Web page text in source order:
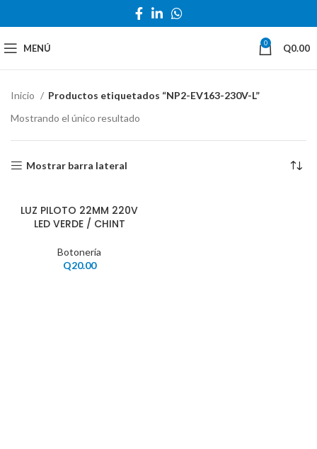
MENÚ 0 Q0.00
Inicio
Productos etiquetados “NP2-EV163-230V-L”
Mostrando el único resultado
Mostrar barra lateral
LUZ PILOTO 22MM 220V
LED VERDE / CHINT
Botonería
Q20.00